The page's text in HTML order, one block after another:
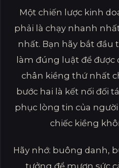
Một chiến lược kinh
phải là chạy nhanh
nhất. Bạn hãy bắt đầu
làm đúng luật để được
chân kiềng thứ nhất
bước hai là kết nối đối
phục lòng tin của
chiếc kiềng
Hãy nhớ: buông danh,